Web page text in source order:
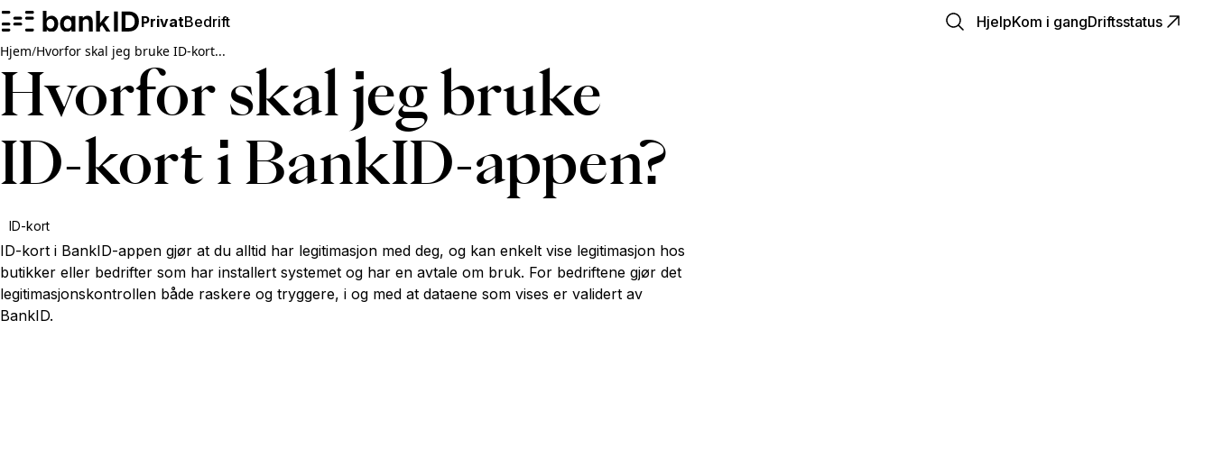
PrivatBedrift HjelpKom i gangDriftsstatus
Hjem/Hvorfor skal jeg bruke ID-kort...
Hvorfor skal jeg bruke
ID-kort i BankID-appen?
ID-kort
ID-kort i BankID-appen gjør at du alltid har legitimasjon med deg, og kan enkelt vise legitimasjon hos
butikker eller bedrifter som har installert systemet og har en avtale om bruk. For bedriftene gjør det
legitimasjonskontrollen både raskere og tryggere, i og med at dataene som vises er validert av
BankID.